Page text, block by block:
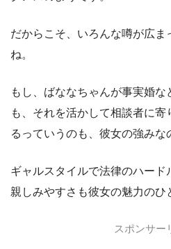
だからこそ、いろんな噂が広
ね。
もし、ばななちゃんが事実婚な
も、それを活かして相談者に寄
るっていうのも、彼女の強みな
ギャルスタイルで法律のハー
親しみやすさも彼女の魅力のひ
スポンサー